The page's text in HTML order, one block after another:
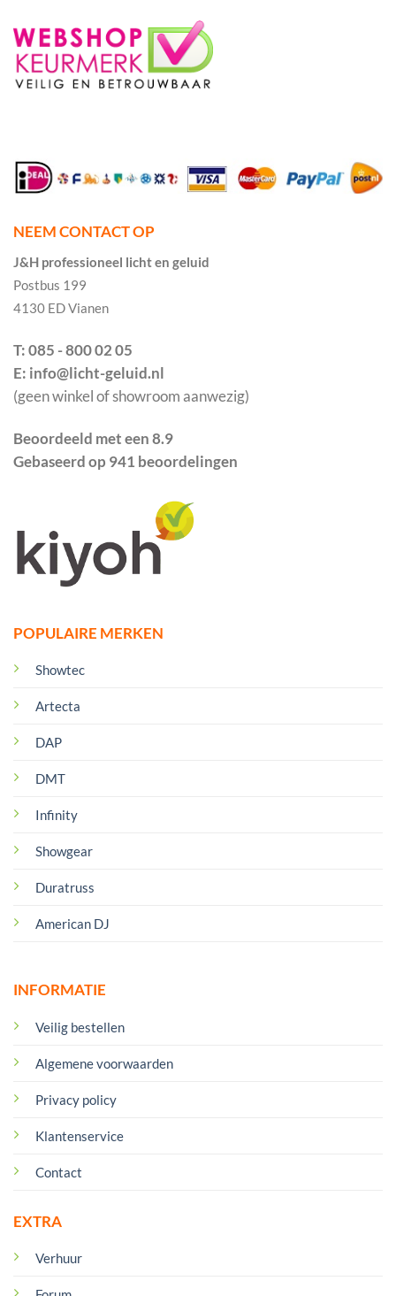
POPULAIRE MERKEN
Showtec
Artecta
DAP
DMT
Infinity
Showgear
Duratruss
American DJ
INFORMATIE
Veilig bestellen
Algemene voorwaarden
Privacy policy
Klantenservice
Contact
EXTRA
Verhuur
NEEM CONTACT OP
J&H professioneel licht en geluid
Postbus 199
4130 ED Vianen
T: 085 - 800 02 05
E: info@licht-geluid.nl
(geen winkel of showroom aanwezig)
Beoordeeld met een 8.9
Gebaseerd op 941 beoordelingen